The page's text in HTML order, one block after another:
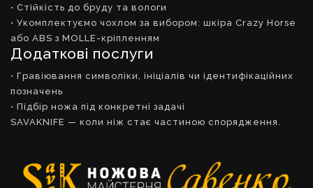
• Стійкість до бруду та вологи
• Укомплектуємо чохлом за вибором: шкіра Crazy Horse
або ABS з MOLLE-кріпленням
Додаткові послуги
• Гравіювання символіки, ініціалів чи ідентифікаційних
позначень
• Підбір ножа під конкретні задачі
SAVAKNIFE — коли ніж стає частиною спорядження.